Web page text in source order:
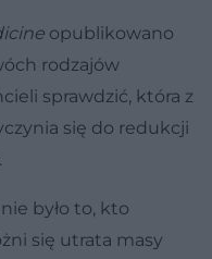
opublikowano
rodzajów
sprawdzić, która z
się do redukcji
było to, kto
się utrata masy